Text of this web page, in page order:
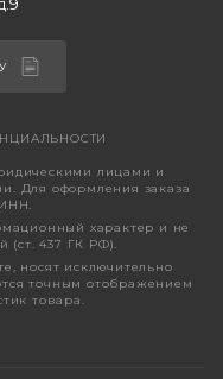
лицами и
Для оформления заказа
характер и не
(ст. 437 ГК РФ).
носят исключительно
точным отображением
товара.